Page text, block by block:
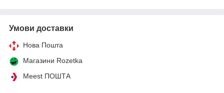
Умови доставки
Нова Пошта
Магазини Rozetka
Meest ПОШТА